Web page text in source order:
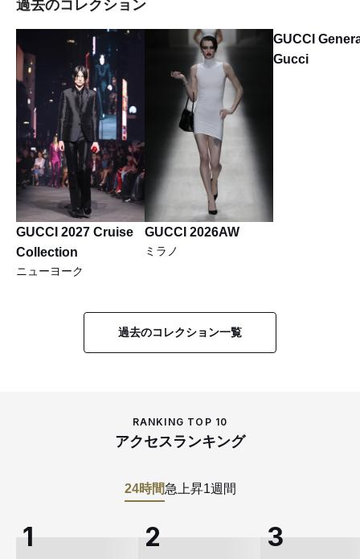
過去のコレクション
GUCCI 2027 Cruise
Collection
ニューヨーク
GUCCI 2026AW
ミラノ
GUCCI
Gucci
過去のコレクション一覧
RANKING TOP 10
アクセスランキング
24時間急上昇1週間